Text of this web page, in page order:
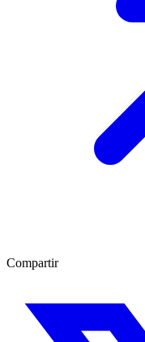
Compartir